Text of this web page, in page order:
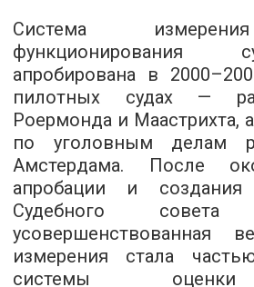
Система
апробирована в
пилотных судах —
Роермонда и Маастрихта,
по уголовным делам
Амстердама. После
апробации и
Судебного совета
усовершенствованная
измерения стала
системы